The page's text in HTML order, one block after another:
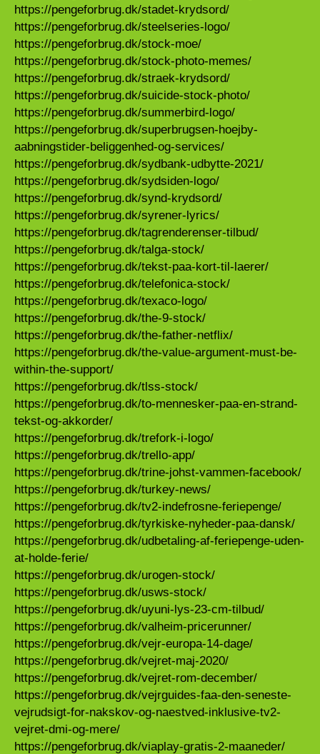
https://pengeforbrug.dk/stadet-krydsord/
https://pengeforbrug.dk/steelseries-logo/
https://pengeforbrug.dk/stock-moe/
https://pengeforbrug.dk/stock-photo-memes/
https://pengeforbrug.dk/straek-krydsord/
https://pengeforbrug.dk/suicide-stock-photo/
https://pengeforbrug.dk/summerbird-logo/
https://pengeforbrug.dk/superbrugsen-hoejby-
aabningstider-beliggenhed-og-services/
https://pengeforbrug.dk/sydbank-udbytte-2021/
https://pengeforbrug.dk/sydsiden-logo/
https://pengeforbrug.dk/synd-krydsord/
https://pengeforbrug.dk/syrener-lyrics/
https://pengeforbrug.dk/tagrenderenser-tilbud/
https://pengeforbrug.dk/talga-stock/
https://pengeforbrug.dk/tekst-paa-kort-til-laerer/
https://pengeforbrug.dk/telefonica-stock/
https://pengeforbrug.dk/texaco-logo/
https://pengeforbrug.dk/the-9-stock/
https://pengeforbrug.dk/the-father-netflix/
https://pengeforbrug.dk/the-value-argument-must-be-
within-the-support/
https://pengeforbrug.dk/tlss-stock/
https://pengeforbrug.dk/to-mennesker-paa-en-strand-
tekst-og-akkorder/
https://pengeforbrug.dk/trefork-i-logo/
https://pengeforbrug.dk/trello-app/
https://pengeforbrug.dk/trine-johst-vammen-facebook/
https://pengeforbrug.dk/turkey-news/
https://pengeforbrug.dk/tv2-indefrosne-feriepenge/
https://pengeforbrug.dk/tyrkiske-nyheder-paa-dansk/
https://pengeforbrug.dk/udbetaling-af-feriepenge-uden-
at-holde-ferie/
https://pengeforbrug.dk/urogen-stock/
https://pengeforbrug.dk/usws-stock/
https://pengeforbrug.dk/uyuni-lys-23-cm-tilbud/
https://pengeforbrug.dk/valheim-pricerunner/
https://pengeforbrug.dk/vejr-europa-14-dage/
https://pengeforbrug.dk/vejret-maj-2020/
https://pengeforbrug.dk/vejret-rom-december/
https://pengeforbrug.dk/vejrguides-faa-den-seneste-
vejrudsigt-for-nakskov-og-naestved-inklusive-tv2-
vejret-dmi-og-mere/
https://pengeforbrug.dk/viaplay-gratis-2-maaneder/